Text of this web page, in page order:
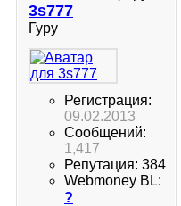
3s777
Гуру
Регистрация:
09.02.2013
Сообщений:
1,417
Репутация: 384
Webmoney BL:
?